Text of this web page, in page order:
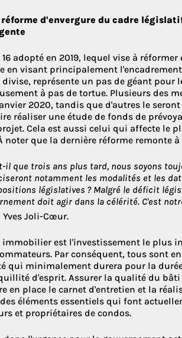
d'envergure du cadre
adopté en 2019, lequel vise à
en visant principalement
représente un pas de géant pour
à pas de tortue. Plusieurs des
2020, tandis que d'autres le
réaliser une étude de fonds de
Cela est aussi celui qui affecte le
noter que la dernière réforme remonte à
il que trois ans plus tard, nous soyons
notamment les modalités et les
législatives ? Malgré le déficit
doit agir dans la célérité. C'est
Yves Joli-Cœur.
immobilier est l'investissement le plus
Par conséquent, tous sont
qui minimalement durera pour la
d'esprit. Assurer la qualité du bâti
en place le carnet d'entretien et la
éléments essentiels qui font
et propriétaires de condos.